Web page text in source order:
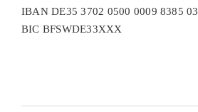
IBAN DE35 3702 0500 0009 8385 03
BIC BFSWDE33XXX